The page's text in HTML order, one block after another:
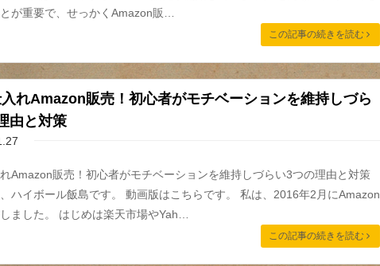
が重要で、せっかくAmazon販…
この記事の続きを読む
れAmazon販売！初心者がモチベーションを維持しづら
由と対策
Amazon販売！初心者がモチベーションを維持しづらい3つの理由と対策
ハイボール飯島です。 動画版はこちらです。 私は、2016年2月にAmazon
ました。 はじめは楽天市場やYah…
この記事の続きを読む